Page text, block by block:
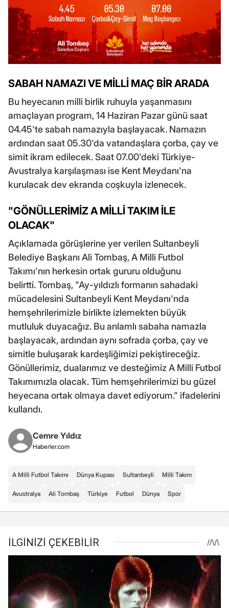
SABAH NAMAZI VE MİLLİ MAÇ BİR ARADA
Bu heyecanın milli birlik ruhuyla yaşanmasını
amaçlayan program, 14 Haziran Pazar günü saat
04.45'te sabah namazıyla başlayacak. Namazın
ardından saat 05.30'da vatandaşlara çorba, çay ve
simit ikram edilecek. Saat 07.00'deki Türkiye-
Avustralya karşılaşması ise Kent Meydanı'na
kurulacak dev ekranda coşkuyla izlenecek.
"GÖNÜLLERİMİZ A MİLLİ TAKIM İLE
OLACAK"
Açıklamada görüşlerine yer verilen Sultanbeyli
Belediye Başkanı Ali Tombaş, A Milli Futbol
Takımı'nın herkesin ortak gururu olduğunu
belirtti. Tombaş, "Ay-yıldızlı formanın sahadaki
mücadelesini Sultanbeyli Kent Meydanı'nda
hemşehrilerimizle birlikte izlemekten büyük
mutluluk duyacağız. Bu anlamlı sabaha namazla
başlayacak, ardından aynı sofrada çorba, çay ve
simitle buluşarak kardeşliğimizi pekiştireceğiz.
Gönüllerimiz, dualarımız ve desteğimiz A Milli Futbol
Takımımızla olacak. Tüm hemşehrilerimizi bu güzel
heyecana ortak olmaya davet ediyorum." ifadelerini
kullandı.
Cemre Yıldız
Haberler.com
A Milli Futbol Takımı Dünya Kupası Sultanbeyli Milli Takım
Avustralya Ali Tombaş Türkiye Futbol Dünya Spor